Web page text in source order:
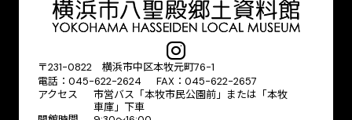
〒231-0822 横浜市中区本牧元町76-1
電話：045-622-2624 FAX：045-622-2657
アクセス
市営バス「本牧市民公園前」または「本牧
車庫」下車